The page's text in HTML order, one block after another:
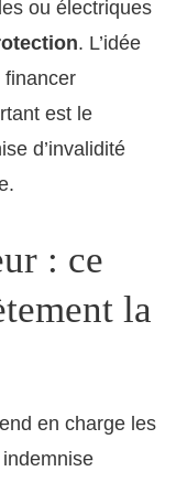
ou électriques
. L’idée
financer
est le
d’invalidité
: ce
la
en charge les